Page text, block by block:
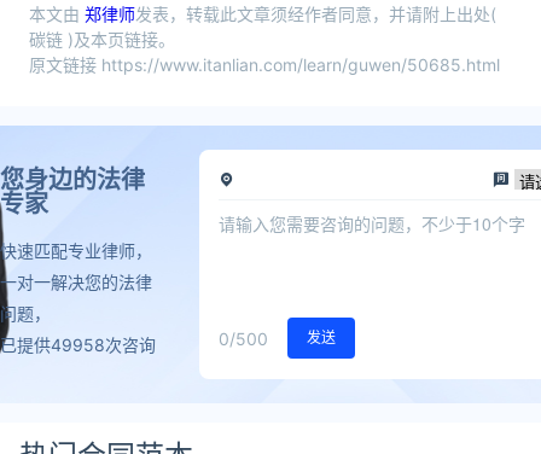
本文由 郑律师发表，转载此文章须经作者同意，并请附上出处(
碳链 )及本页链接。
原文链接 https://www.itanlian.com/learn/guwen/50685.html
您身边的法律
专家
快速匹配专业律师，
一对一解决您的法律
问题，
已提供49958次咨询
0/500 发送